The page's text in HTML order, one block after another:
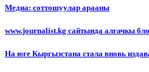
Медиа: соттошуулар арааны
www.journalist.kg сайтында алгачкы
На юге Кыргызстана стала вновь